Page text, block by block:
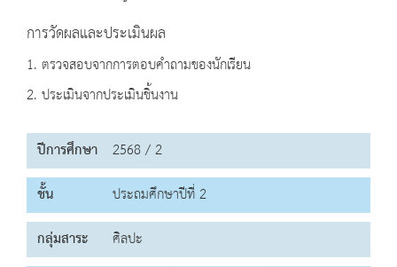
การวัดผลและประเมินผล
1. ตรวจสอบจากการตอบคำถามของนักเรียน
2. ประเมินจากประเมินชิ้นงาน
ปีการศึกษา 2568 / 2
ชั้น
ประถมศึกษาปีที่ 2
กลุ่มสาระ
ศิลปะ